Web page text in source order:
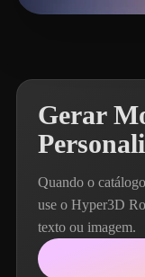
Gerar
Quando o
use o Hyper3D
texto ou imagem.